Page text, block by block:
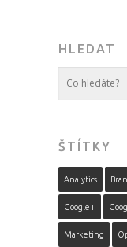
HLEDAT
ŠTÍTKY
Analytics
Google+
Marketing